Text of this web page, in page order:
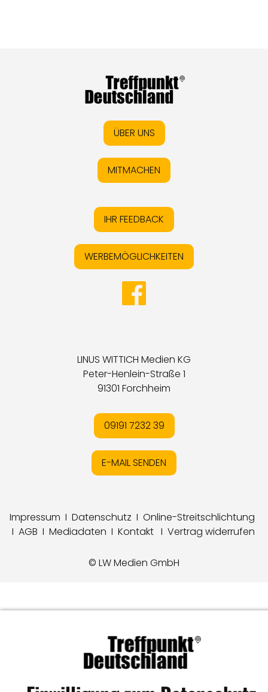
ÜBER UNS
MITMACHEN
IHR FEEDBACK
WERBEMÖGLICHKEITEN
LINUS WITTICH Medien KG
Peter-Henlein-Straße 1
91301 Forchheim
09191 7232 39
E-MAIL SENDEN
Impressum I Datenschutz I Online-Streitschlichtung
I AGB I Mediadaten I Kontakt I Vertrag widerrufen
© LW Medien GmbH